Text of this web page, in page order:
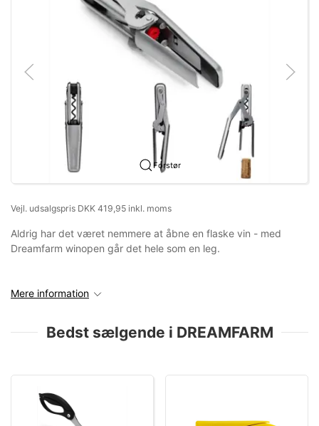
Forstør
Vejl. udsalgspris DKK 419,95 inkl. moms
Aldrig har det været nemmere at åbne en flaske vin - med
Dreamfarm winopen går det hele som en leg.
Mere information
Bedst sælgende i DREAMFARM